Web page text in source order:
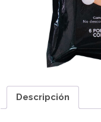
Descripción